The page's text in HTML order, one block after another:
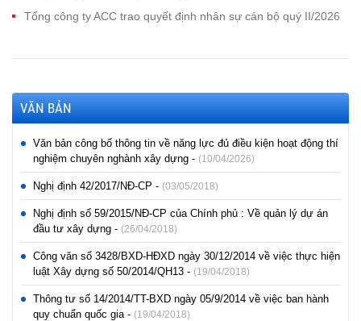
Tổng công ty ACC trao quyết định nhân sự cán bộ quý II/2026
VĂN BẢN
Văn bản công bố thông tin về năng lực đủ điều kiện hoạt động thí
nghiệm chuyên nghành xây dựng - (10/04/2026)
Nghị định 42/2017/NĐ-CP - (03/05/2018)
Nghị định số 59/2015/NĐ-CP của Chính phủ : Về quản lý dự án
đầu tư xây dựng - (26/04/2018)
Công văn số 3428/BXD-HĐXD ngày 30/12/2014 về việc thực hiện
luật Xây dựng số 50/2014/QH13 - (19/04/2018)
Thông tư số 14/2014/TT-BXD ngày 05/9/2014 về việc ban hành
quy chuẩn quốc gia - (19/04/2018)